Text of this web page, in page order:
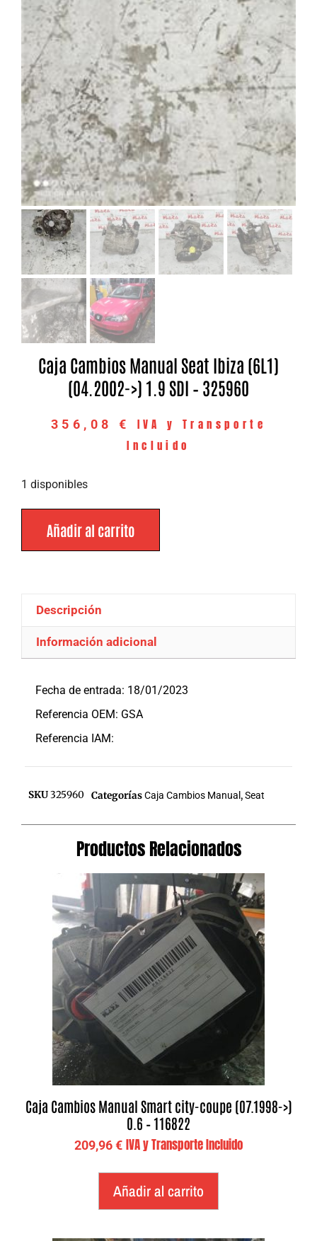
Caja Cambios Manual Seat Ibiza (6L1)
(04.2002->) 1.9 SDI – 325960
356,08 €
IVA y Transporte
Incluido
1 disponibles
Añadir al carrito
Descripción
Información adicional
Fecha de entrada: 18/01/2023
Referencia OEM: GSA
Referencia IAM:
SKU325960 CategoríasCaja Cambios Manual ,Seat
Productos Relacionados
Caja Cambios Manual Smart city-coupe (07.1998->)
0.6 – 116822
209,96€ IVA y Transporte Incluido
Añadir al carrito